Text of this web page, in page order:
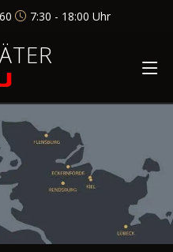
7:30 - 18:00 Uhr